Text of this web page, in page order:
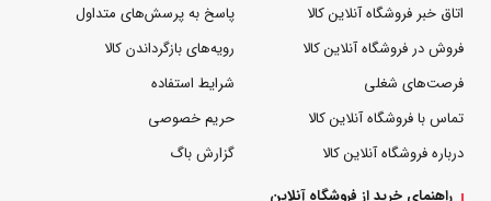
اتاق خبر فروشگاه آنلاین کالا
فروش در فروشگاه آنلاین کالا
فرصت‌های شغلی
تماس با فروشگاه آنلاین کالا
درباره فروشگاه آنلاین کالا
پاسخ به پرسش‌های متداول
رویه‌های بازگرداندن کالا
شرایط استفاده
حریم خصوصی
گزارش باگ
راهنمای خرید از فروشگاه آنلاین